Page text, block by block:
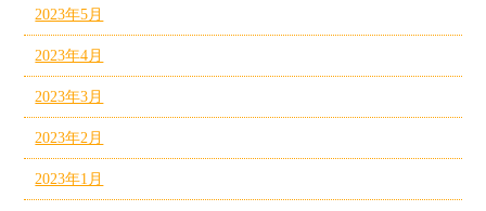
2023年5月
2023年4月
2023年3月
2023年2月
2023年1月